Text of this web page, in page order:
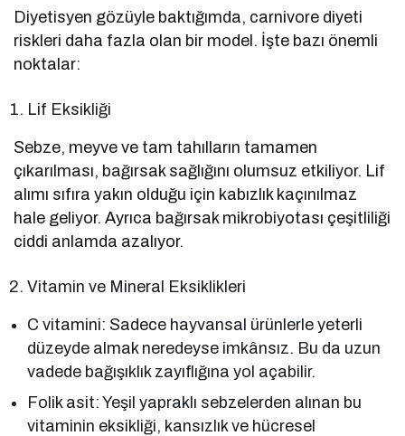
Diyetisyen gözüyle baktığımda, carnivore diyeti
riskleri daha fazla olan bir model. İşte bazı önemli
noktalar:
Lif Eksikliği
Sebze, meyve ve tam tahılların tamamen
çıkarılması, bağırsak sağlığını olumsuz etkiliyor. Lif
alımı sıfıra yakın olduğu için kabızlık kaçınılmaz
hale geliyor. Ayrıca bağırsak mikrobiyotası çeşitliliği
ciddi anlamda azalıyor.
Vitamin ve Mineral Eksiklikleri
C vitamini: Sadece hayvansal ürünlerle yeterli
düzeyde almak neredeyse imkânsız. Bu da uzun
vadede bağışıklık zayıflığına yol açabilir.
Folik asit: Yeşil yapraklı sebzelerden alınan bu
vitaminin eksikliği, kansızlık ve hücresel